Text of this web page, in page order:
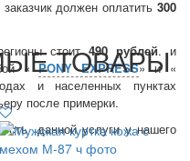
должен оплатить 300
стоит490 рублей. и
«PONY EXPRESS» и «
и населенных пунктах
после примерки.
данной услуги у нашего
.
ТОВАРЫ